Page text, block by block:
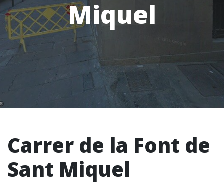
Miquel
Carrer de la Font de
Sant Miquel